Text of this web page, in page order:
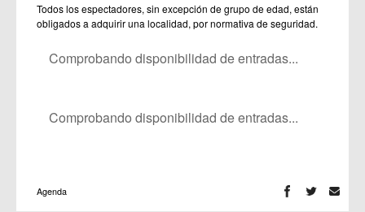
Todos los espectadores, sin excepción de grupo de edad, están
obligados a adquirir una localidad, por normativa de seguridad.
Comprobando disponibilidad de entradas...
Comprobando disponibilidad de entradas...
Agenda